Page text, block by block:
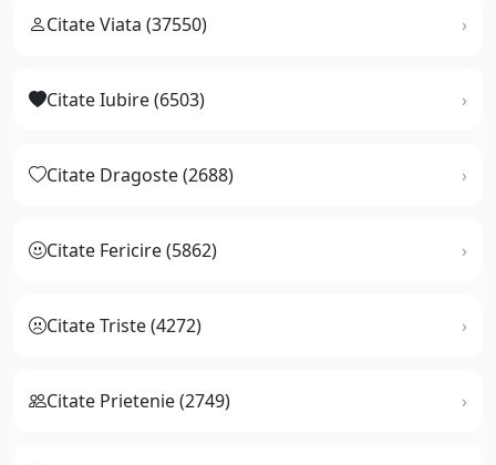
Citate Viata (37550)
Citate Iubire (6503)
Citate Dragoste (2688)
Citate Fericire (5862)
Citate Triste (4272)
Citate Prietenie (2749)